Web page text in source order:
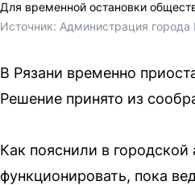
Для временной остановки
Источник: Администрация города
В Рязани временно
Решение принято из
Как пояснили в
функционировать, пока